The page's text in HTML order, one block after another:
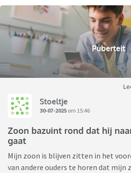
Puberteit
Stoeltje
30-07-2025 om 15:46
Zoon bazuint rond dat hij
gaat
Mijn zoon is blijven zitten in het
van andere ouders te horen dat mijn